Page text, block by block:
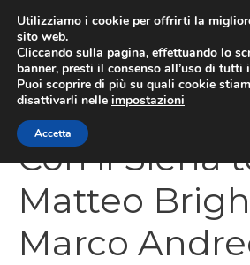
contenuto
Con il Siena
Matteo
Marco
Utilizziamo i cookie per offrirti la
sito web.
Cliccando sulla pagina, effettuando lo
banner, presti il consenso all’uso di tutti
Puoi scoprire di più su quali cookie
disattivarli nelle impostazioni
Accetta